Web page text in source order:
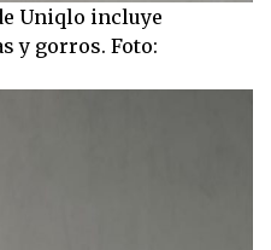
Uniqlo incluye
y gorros. Foto: